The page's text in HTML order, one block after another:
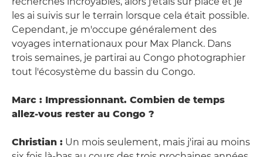
les ai suivis sur le terrain lorsque cela était possible.
Cependant, je m'occupe généralement des
voyages internationaux pour Max Planck. Dans
trois semaines, je partirai au Congo photographier
tout l'écosystème du bassin du Congo.
Marc : Impressionnant. Combien de temps
allez-vous rester au Congo ?
Christian : Un mois seulement, mais j'irai au moins